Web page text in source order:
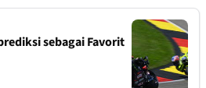
sebagai Favorit